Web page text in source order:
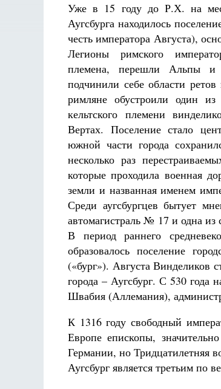
Уже в 15 году до Р.Х. на
Аугсбурга находилось
честь императора Августа),
Легионы римского
племена, перешли Альпы и
подчинили себе области
римляне обустроили один
кельтского племени
Вертах. Поселение стало
южной части города
несколько раз
которые проходила военная
земли и названная именем
Среди аугсбургцев бытует
автомагистраль № 17 и одна
В период раннего
образовалось поселение
(«бург»). Августа Винделиков
города – Аугсбург. С 530 года
Швабия (Аллемания),
К 1316 году свободный
Европе епископы,
Германии, но Тридцатилетняя
Аугсбург является третьим по
Фредерика де Грааф